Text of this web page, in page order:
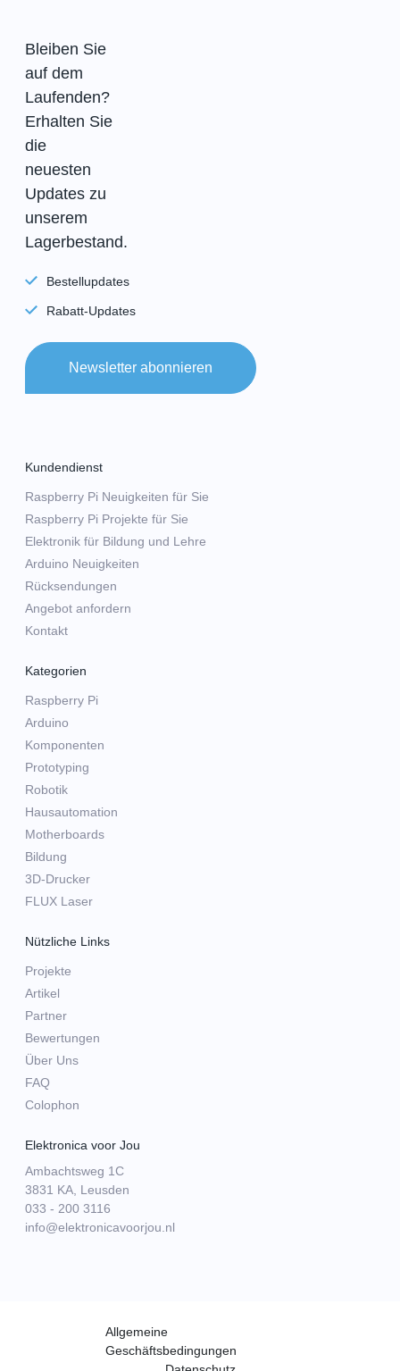
Bleiben Sie
auf dem
Laufenden?
Erhalten Sie
die
neuesten
Updates zu
unserem
Lagerbestand.
Bestellupdates
Rabatt-Updates
Newsletter abonnieren
Kundendienst
Raspberry Pi Neuigkeiten für Sie
Raspberry Pi Projekte für Sie
Elektronik für Bildung und Lehre
Arduino Neuigkeiten
Rücksendungen
Angebot anfordern
Kontakt
Kategorien
Raspberry Pi
Arduino
Komponenten
Prototyping
Robotik
Hausautomation
Motherboards
Bildung
3D-Drucker
FLUX Laser
Nützliche Links
Projekte
Artikel
Partner
Bewertungen
Über Uns
FAQ
Colophon
Elektronica voor Jou
Ambachtsweg 1C
3831 KA, Leusden
033 - 200 3116
info@elektronicavoorjou.nl
Allgemeine
Geschäftsbedingungen